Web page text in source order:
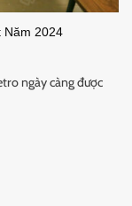
Năm 2024
ngày càng được